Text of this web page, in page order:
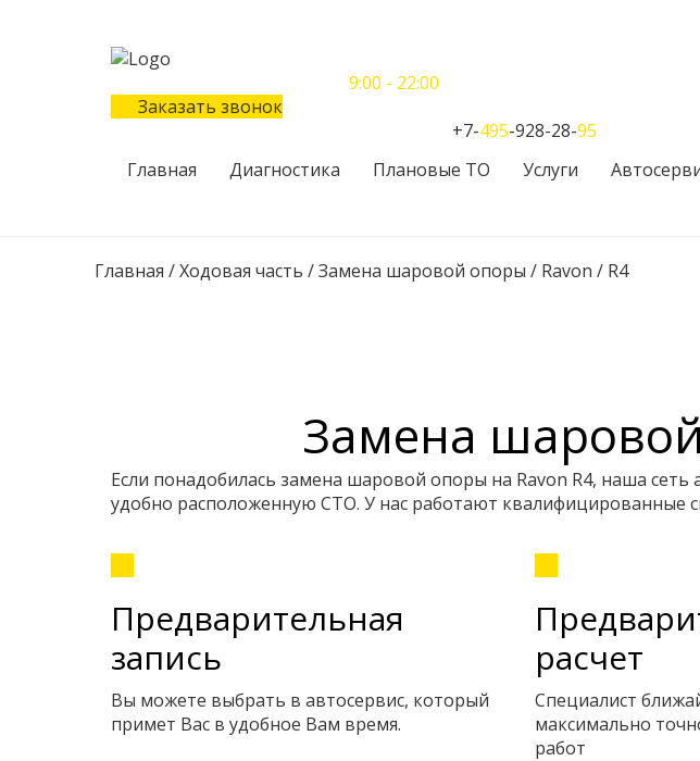
9:00 - 22:00
Заказать звонок
+7-495-928-28-95
Главная
Диагностика Плановые ТО Услуги
Главная /Ходовая часть /Замена шаровой опоры / Ravon / R4
Замена
Если понадобилась замена шаровой опоры на Ravon R4, наша
удобно расположенную СТО. У нас работают
Предварительная
запись
Вы можете выбрать в автосервис, который
примет Вас в удобное Вам время.
расчет
Специалист
максимально
работ